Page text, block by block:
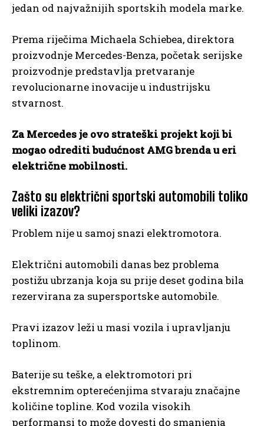
jedan od najvažnijih sportskih modela marke.
Prema riječima Michaela Schiebea, direktora
proizvodnje Mercedes-Benza, početak serijske
proizvodnje predstavlja pretvaranje
revolucionarne inovacije u industrijsku
stvarnost.
Za Mercedes je ovo strateški projekt koji bi
mogao odrediti budućnost AMG brenda u eri
električne mobilnosti.
Zašto su električni sportski automobili toliko
veliki izazov?
Problem nije u samoj snazi elektromotora.
Električni automobili danas bez problema
postižu ubrzanja koja su prije deset godina bila
rezervirana za supersportske automobile.
Pravi izazov leži u masi vozila i upravljanju
toplinom.
Baterije su teške, a elektromotori pri
ekstremnim opterećenjima stvaraju značajne
količine topline. Kod vozila visokih
performansi to može dovesti do smanjenja